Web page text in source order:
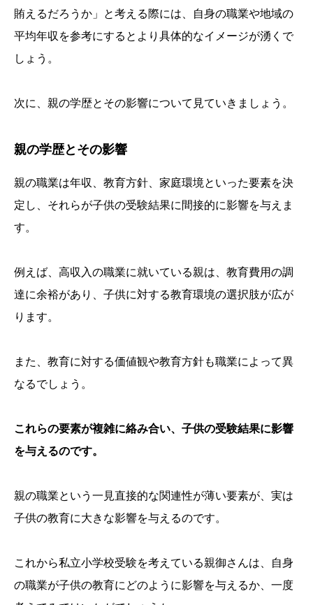
賄えるだろうか」と考える際には、自身の職業や地域の
平均年収を参考にするとより具体的なイメージが湧くで
しょう。
次に、親の学歴とその影響について見ていきましょう。
親の学歴とその影響
親の職業は年収、教育方針、家庭環境といった要素を決
定し、それらが子供の受験結果に間接的に影響を与えま
す。
例えば、高収入の職業に就いている親は、教育費用の調
達に余裕があり、子供に対する教育環境の選択肢が広が
ります。
また、教育に対する価値観や教育方針も職業によって異
なるでしょう。
これらの要素が複雑に絡み合い、子供の受験結果に影響
を与えるのです。
親の職業という一見直接的な関連性が薄い要素が、実は
子供の教育に大きな影響を与えるのです。
これから私立小学校受験を考えている親御さんは、自身
の職業が子供の教育にどのように影響を与えるか、一度